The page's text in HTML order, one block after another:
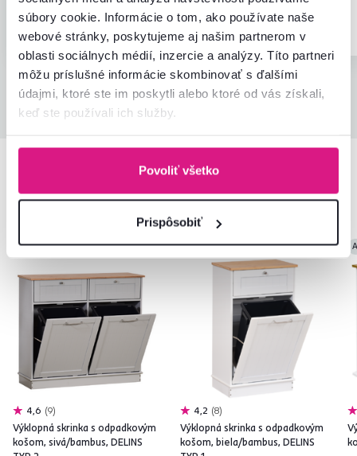
súbory cookie. Informácie o tom, ako používate naše
webové stránky, poskytujeme aj našim partnerom v
oblasti sociálnych médií, inzercie a analýzy. Títo partneri
môžu príslušné informácie skombinovať s ďalšími
údajmi, ktoré ste im poskytli alebo ktoré od vás získali,
keď ste používali ich služby.
Povoliť všetko
Prispôsobiť
Overený nákup
Všetky recenzie
Podobné produkty
Novinka
4,6 9
Výklopná skrinka s odpadkovým
košom, sivá/bambus, DELINS
Novinka
4,2 8
Výklopná skrinka s odpadkovým
košom, biela/bambus, DELINS